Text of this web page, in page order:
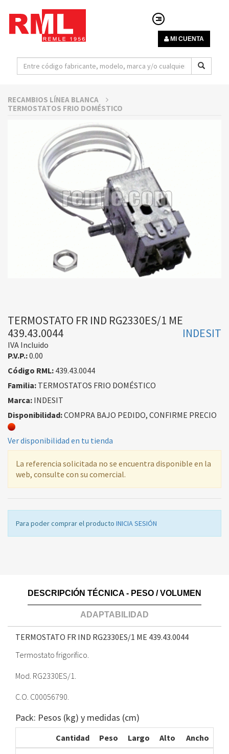
MI CUENTA
RECAMBIOS LÍNEA BLANCA
TERMOSTATOS FRIO DOMÉSTICO
TERMOSTATO FR IND RG2330ES/1 ME
439.43.0044
INDESIT
IVA Incluido
P.V.P.:0.00
Código RML: 439.43.0044
Familia: TERMOSTATOS FRIO DOMÉSTICO
Marca: INDESIT
Disponibilidad:COMPRA BAJO PEDIDO, CONFIRME PRECIO
Ver disponibilidad en tu tienda
La referencia solicitada no se encuentra disponible en la
web, consulte con su comercial.
Para poder comprar el producto INICIA SESIÓN
DESCRIPCIÓN TÉCNICA - PESO / VOLUMEN
ADAPTABILIDAD
TERMOSTATO FR IND RG2330ES/1 ME 439.43.0044
Termostato frigorifico.
Mod. RG2330ES/1.
C.O. C00056790.
Pack: Pesos (kg) y medidas (cm)
Cantidad Peso Largo Alto
Ancho